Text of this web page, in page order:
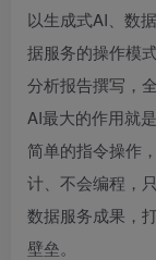
以生成式AI、数
据服务的操作模
分析报告撰写，
AI最大的作用就
简单的指令操作
计、不会编程，
数据服务成果，
壁垒。